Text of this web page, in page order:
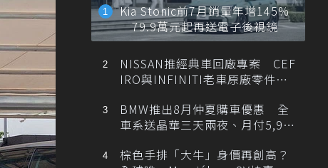
Kia Stonic前7月銷量年增145%
79.9萬元起再送電子後視鏡
NISSAN推經典車回廠專案 CEF
IRO與INFINITI老車原廠零件最
BMW推出8月仲夏購車優惠 全
車系送晶華三天兩夜、月付5,900
棕色手排「大牛」身價再創高？